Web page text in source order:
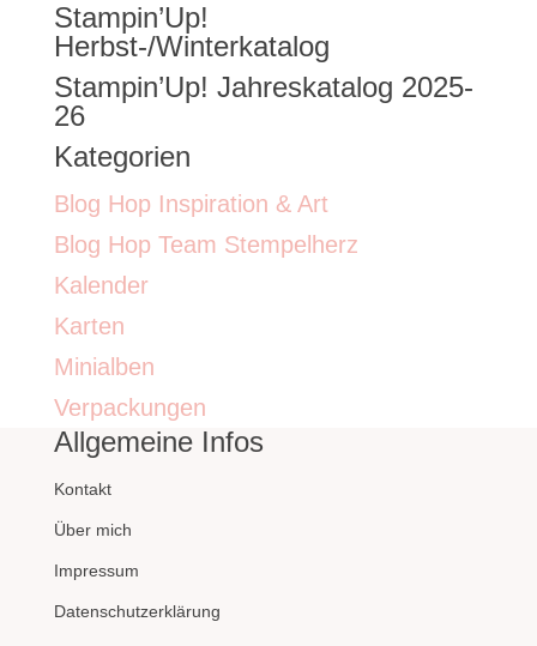
nach:
Stampin’Up!
Herbst-/Winterkatalog
Stampin’Up! Jahreskatalog 2025-
26
Kategorien
Blog Hop Inspiration & Art
Blog Hop Team Stempelherz
Kalender
Karten
Minialben
Verpackungen
Allgemeine Infos
Kontakt
Über mich
Impressum
Datenschutzerklärung